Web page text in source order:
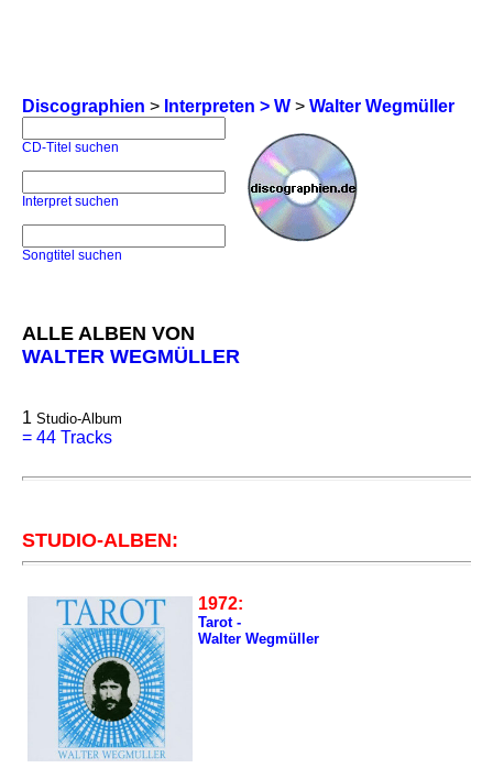
Discographien > Interpreten > W > Walter Wegmüller
CD-Titel suchen
Interpret suchen
Songtitel suchen
ALLE ALBEN VON
WALTER WEGMÜLLER
1 Studio-Album
= 44 Tracks
STUDIO-ALBEN:
1972:
Tarot -
Walter Wegmüller